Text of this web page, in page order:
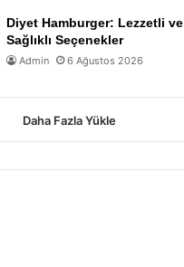
Diyet Hamburger: Lezzetli ve
Sağlıklı Seçenekler
Admin 6 Ağustos 2026
Daha Fazla Yükle